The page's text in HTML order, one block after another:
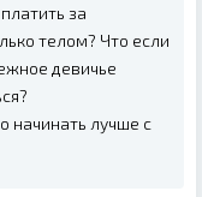
за
телом? Что если
девичье
начинать лучше с